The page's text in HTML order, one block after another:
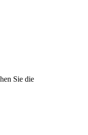
Sie die